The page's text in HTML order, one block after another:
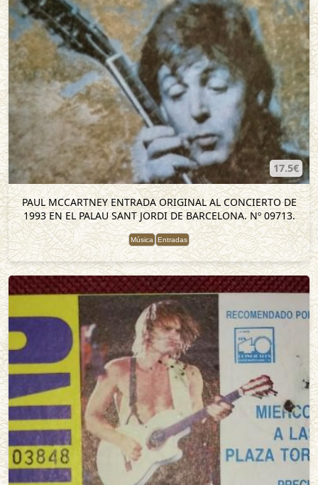
17.5€
PAUL MCCARTNEY ENTRADA ORIGINAL AL CONCIERTO DE
1993 EN EL PALAU SANT JORDI DE BARCELONA. Nº 09713.
Música Entradas